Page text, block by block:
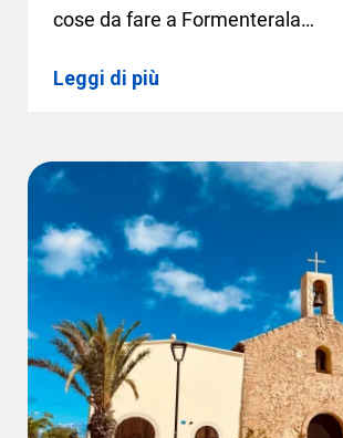
cose da fare a Formenterala…
Leggi di più